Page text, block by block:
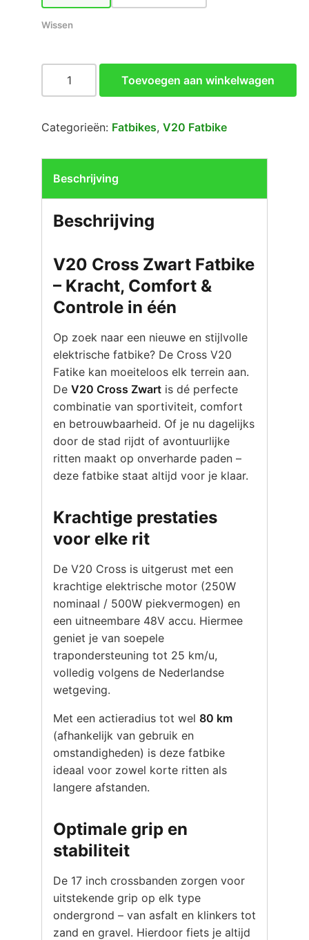
Wissen
Cross
Zwart
Toevoegen aan winkelwagen
Categorieën: Fatbikes, V20 Fatbike
Beschrijving
Beschrijving
V20 Cross Zwart Fatbike
– Kracht, Comfort &
Controle in één
Op zoek naar een nieuwe en stijlvolle
elektrische fatbike? De Cross V20
Fatike kan moeiteloos elk terrein aan.
De V20 Cross Zwart is dé perfecte
combinatie van sportiviteit, comfort
en betrouwbaarheid. Of je nu dagelijks
door de stad rijdt of avontuurlijke
ritten maakt op onverharde paden –
deze fatbike staat altijd voor je klaar.
Krachtige prestaties
voor elke rit
De V20 Cross is uitgerust met een
krachtige elektrische motor (250W
nominaal / 500W piekvermogen) en
een uitneembare 48V accu. Hiermee
geniet je van soepele
trapondersteuning tot 25 km/u,
volledig volgens de Nederlandse
wetgeving.
Met een actieradius tot wel 80 km
(afhankelijk van gebruik en
omstandigheden) is deze fatbike
ideaal voor zowel korte ritten als
langere afstanden.
Optimale grip en
stabiliteit
De 17 inch crossbanden zorgen voor
uitstekende grip op elk type
ondergrond – van asfalt en klinkers tot
zand en gravel. Hierdoor fiets je altijd